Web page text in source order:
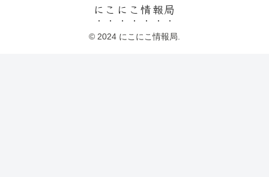
にこにこ情報局
© 2024 にこにこ情報局.